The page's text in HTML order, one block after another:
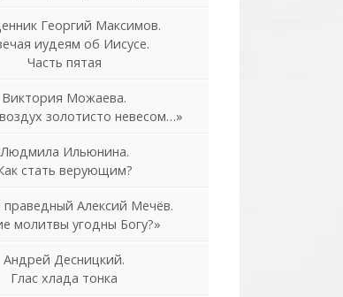
Георгий Максимов.
иудеям об Иисусе.
Часть пятая
Виктория Можаева.
золотисто невесом…»
Людмила Ильюнина.
стать верующим?
праведный Алексий Мечёв.
молитвы угодны Богу?»
Андрей Десницкий.
Глас хлада тонка